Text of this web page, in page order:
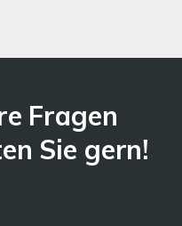
Fragen
Sie gern!